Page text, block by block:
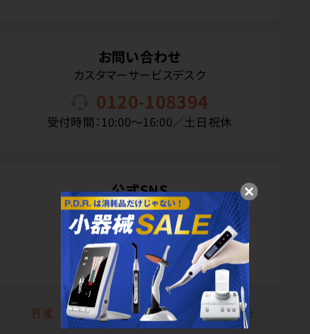
お問い合わせ
カスタマーサービスデスク
0120-108394
受付時間：10:00〜16:00／土日祝休
公式SNS
Copyright(C) P.D.R. Co.,Ltd. All Rights Reserved.